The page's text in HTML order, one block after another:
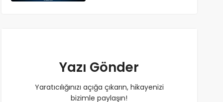
Yazı Gönder
Yaratıcılığınızı açığa çıkarın, hikayenizi
bizimle paylaşın!